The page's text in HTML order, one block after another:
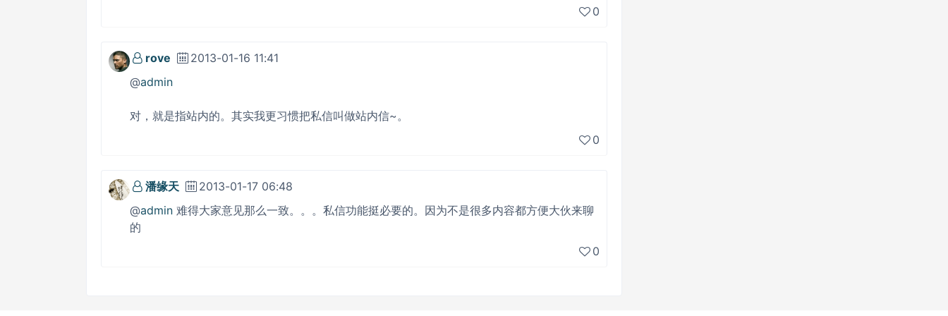
0
rove
2013-01-16 11:41
@admin
对，就是指站内的。其实我更习惯把私信叫做站内信~。
0
潘缘天
2013-01-17 06:48
@admin 难得大家意见那么一致。。。私信功能挺必要的。因为不是很多内容都方便大伙来聊
的
0